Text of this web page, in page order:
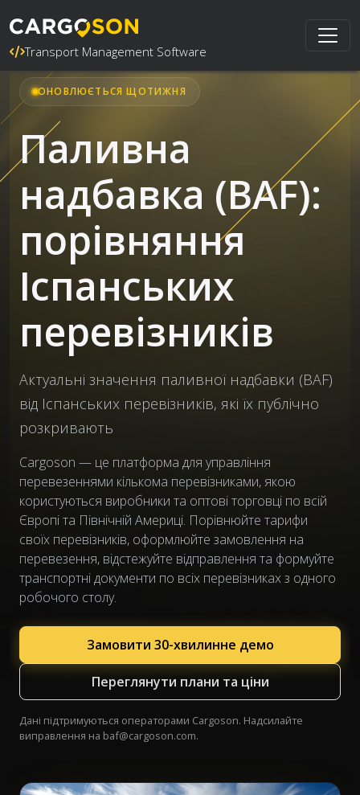
Transport Management Software
ОНОВЛЮЄТЬСЯ ЩОТИЖНЯ
Паливна
надбавка (BAF):
порівняння
Іспанських
перевізників
Актуальні значення паливної надбавки (BAF)
від Іспанських перевізників, які їх публічно
розкривають
Cargoson — це платформа для управління
перевезеннями кількома перевізниками, якою
користуються виробники та оптові торговці по всій
Європі та Північній Америці. Порівнюйте тарифи
своїх перевізників, оформлюйте замовлення на
перевезення, відстежуйте відправлення та формуйте
транспортні документи по всіх перевізниках з одного
робочого столу.
Замовити 30-хвилинне демо
Переглянути плани та ціни
Дані підтримуються операторами Cargoson. Надсилайте
виправлення на baf@cargoson.com.